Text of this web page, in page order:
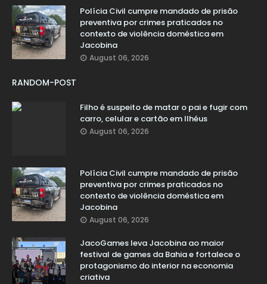
Polícia Civil cumpre mandado de prisão
preventiva por crimes praticados no
contexto de violência doméstica em
Jacobina
August 06, 2026
RANDOM-POST
Filho é suspeito de matar o pai e fugir com
carro, celular e cartão em Ilhéus
August 06, 2026
Polícia Civil cumpre mandado de prisão
preventiva por crimes praticados no
contexto de violência doméstica em
Jacobina
August 06, 2026
JacoGames leva Jacobina ao maior
festival de games da Bahia e fortalece o
protagonismo do interior na economia
criativa